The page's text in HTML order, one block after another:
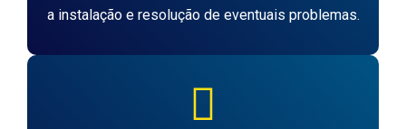
a instalação e resolução de eventuais problemas.